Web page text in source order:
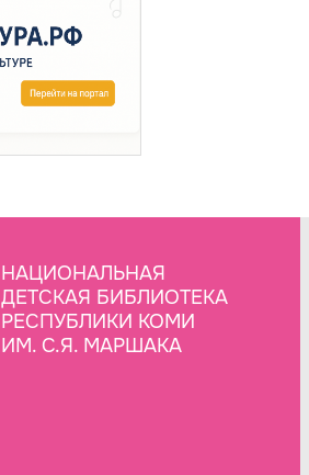
НАЦИОНАЛЬНАЯ
ДЕТСКАЯ БИБЛИОТЕКА
РЕСПУБЛИКИ КОМИ
ИМ. С.Я. МАРШАКА